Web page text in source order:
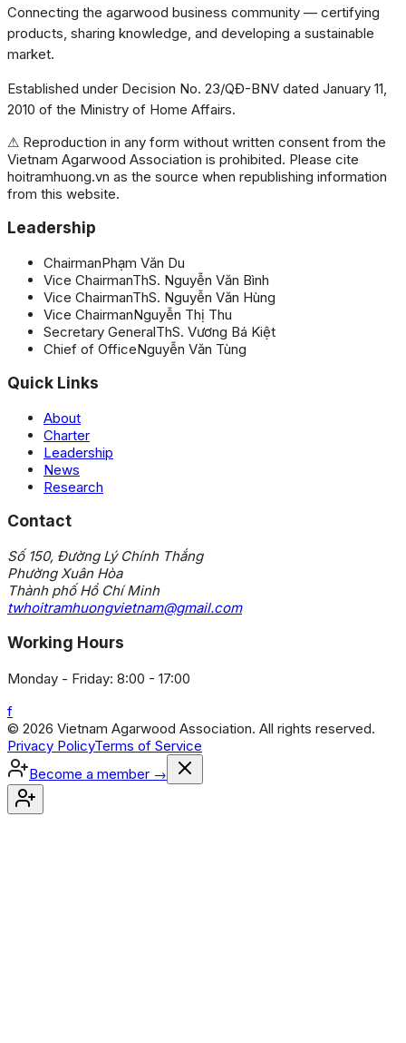
Connecting the agarwood business community — certifying
products, sharing knowledge, and developing a sustainable
market.
Established under Decision No. 23/QĐ-BNV dated January 11,
2010 of the Ministry of Home Affairs.
⚠ Reproduction in any form without written consent from the
Vietnam Agarwood Association is prohibited. Please cite
hoitramhuong.vn as the source when republishing information
from this website.
Leadership
ChairmanPhạm Văn Du
Vice ChairmanThS. Nguyễn Văn Bình
Vice ChairmanThS. Nguyễn Văn Hùng
Vice ChairmanNguyễn Thị Thu
Secretary GeneralThS. Vương Bá Kiệt
Chief of OfficeNguyễn Văn Tùng
Quick Links
About
Charter
Leadership
News
Research
Contact
Số 150, Đường Lý Chính Thắng
Phường Xuân Hòa
Thành phố Hồ Chí Minh
twhoitramhuongvietnam@gmail.com
Working Hours
Monday - Friday: 8:00 - 17:00
f
© 2026 Vietnam Agarwood Association. All rights reserved.
Privacy PolicyTerms of Service
Become a member →